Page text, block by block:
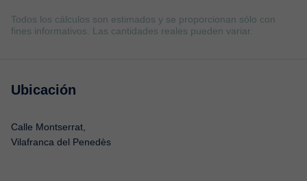
Todos los cálculos son estimados y se proporcionan sólo con
fines informativos. Las cantidades reales pueden variar.
Ubicación
Calle Montserrat,
Vilafranca del Penedès